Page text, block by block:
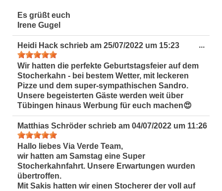
Es grüßt euch
Irene Gugel
Heidi Hack schrieb am 25/07/2022 um 15:23
Wir hatten die perfekte Geburtstagsfeier auf dem
Stocherkahn - bei bestem Wetter, mit leckeren
Pizze und dem super-sympathischen Sandro.
Unsere begeisterten Gäste werden weit über
Tübingen hinaus Werbung für euch machen😍
...
Matthias Schröder schrieb am 04/07/2022 um 11:26
Hallo liebes Via Verde Team,
wir hatten am Samstag eine Super
Stocherkahnfahrt. Unsere Erwartungen wurden
übertroffen.
Mit Sakis hatten wir einen Stocherer der voll auf
...